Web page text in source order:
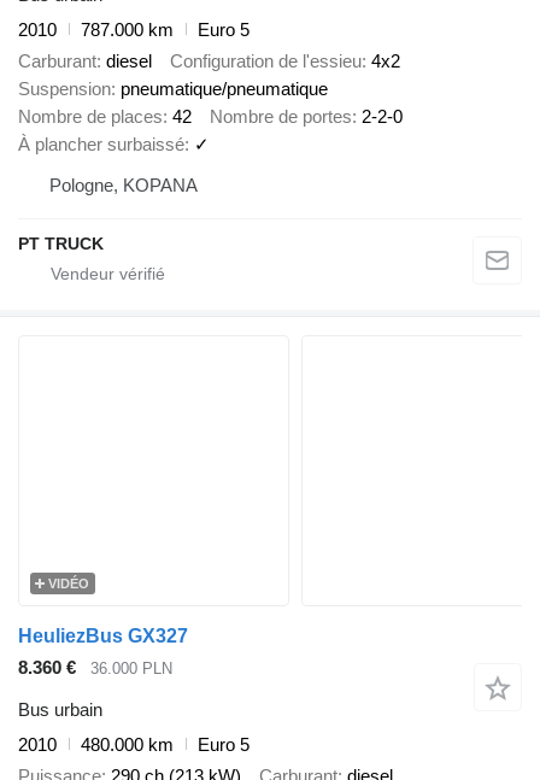
2010
787.000 km
Euro 5
Carburant diesel Configuration de l'essieu 4x2
Suspension pneumatique/pneumatique
Nombre de places 42 Nombre de portes 2-2-0
À plancher surbaissé ✓
Pologne, KOPANA
PT TRUCK
VIDÉO
HeuliezBus GX327
8.360 €
36.000 PLN
Bus urbain
2010
480.000 km
Euro 5